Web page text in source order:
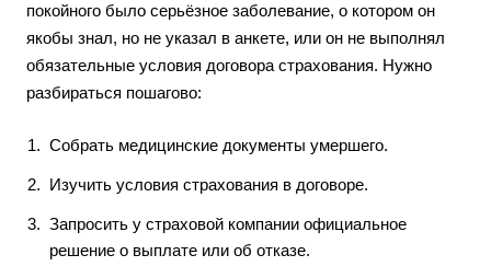
покойного было серьёзное заболевание, о котором он
якобы знал, но не указал в анкете, или он не выполнял
обязательные условия договора страхования. Нужно
разбираться пошагово:
Собрать медицинские документы умершего.
Изучить условия страхования в договоре.
Запросить у страховой компании официальное
решение о выплате или об отказе.